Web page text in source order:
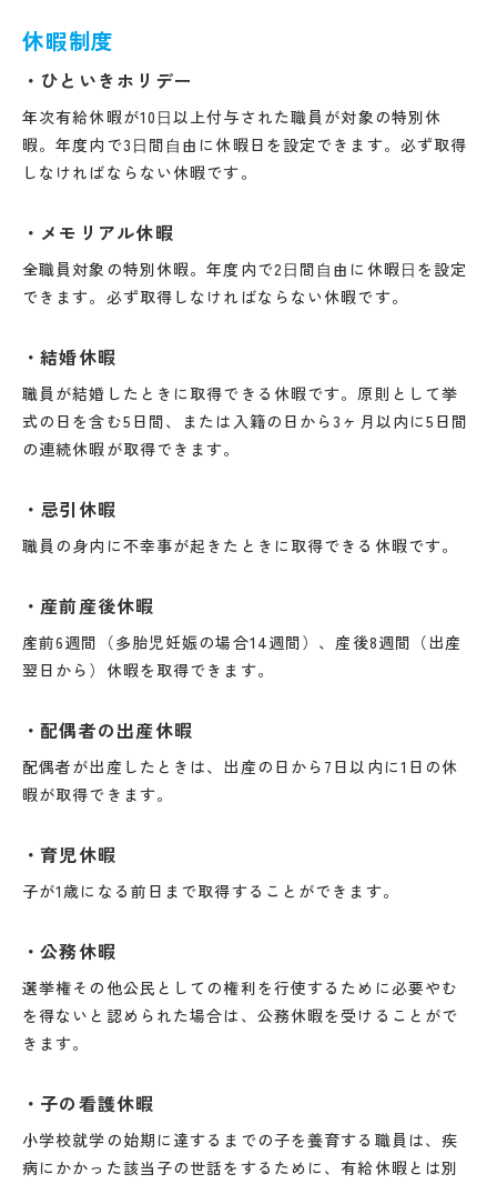
休暇制度
ひといきホリデー
年次有給休暇が10⽇以上付与された職員が対象の特別休
暇。年度内で3⽇間⾃由に休暇日を設定できます。必ず取得
しなければならない休暇です。
メモリアル休暇
全職員対象の特別休暇。年度内で2⽇間⾃由に休暇⽇を設定
できます。必ず取得しなければならない休暇です。
結婚休暇
職員が結婚したときに取得できる休暇です。原則として挙
式の日を含む5日間、または入籍の日から3ヶ月以内に5日間
の連続休暇が取得できます。
忌引休暇
職員の身内に不幸事が起きたときに取得できる休暇です。
産前産後休暇
産前6週間（多胎児妊娠の場合14週間）、産後8週間（出産
翌日から）休暇を取得できます。
配偶者の出産休暇
配偶者が出産したときは、出産の日から7日以内に1日の休
暇が取得できます。
育児休暇
子が1歳になる前日まで取得することができます。
公務休暇
選挙権その他公民としての権利を行使するために必要やむ
を得ないと認められた場合は、公務休暇を受けることがで
きます。
子の看護休暇
小学校就学の始期に達するまでの子を養育する職員は、疾
病にかかった該当子の世話をするために、有給休暇とは別